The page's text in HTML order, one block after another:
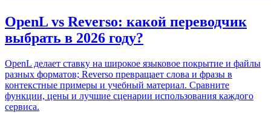
OpenL vs Reverso: какой переводчик
выбрать в 2026 году?
OpenL делает ставку на широкое языковое покрытие и файлы
разных форматов; Reverso превращает слова и фразы в
контекстные примеры и учебный материал. Сравните
функции, цены и лучшие сценарии использования каждого
сервиса.